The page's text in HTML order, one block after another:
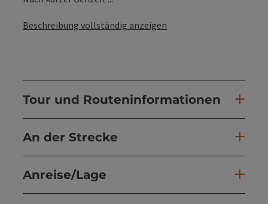
Beschreibung vollständig anzeigen
Tour und Routeninformationen
An der Strecke
Anreise/Lage